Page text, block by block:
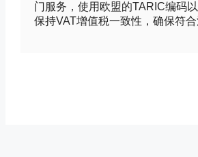
门服务，使用欧盟的TARIC编码
保持VAT增值税一致性，确保符